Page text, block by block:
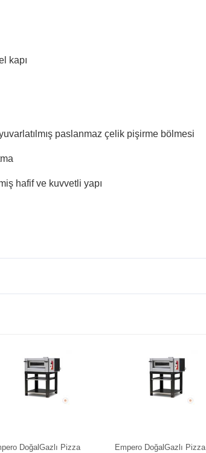
kapı
paslanmaz çelik pişirme bölmesi
hafif ve kuvvetli yapı
DoğalGazlı Pizza
Empero DoğalGazlı Pizza